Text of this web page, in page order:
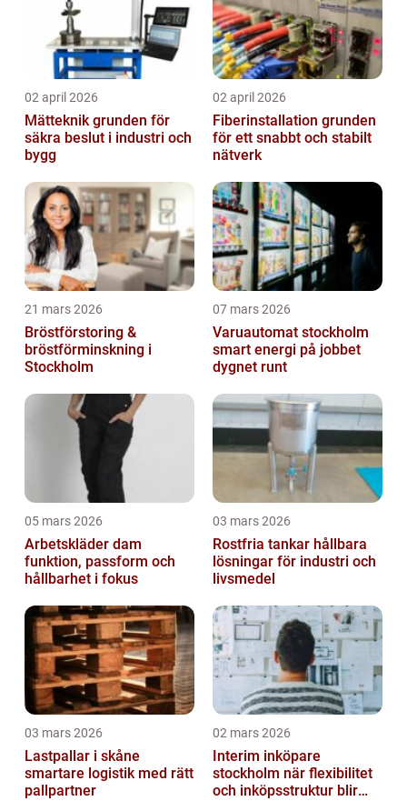
02 april 2026
Mätteknik grunden för
säkra beslut i industri och
bygg
02 april 2026
Fiberinstallation grunden
för ett snabbt och stabilt
nätverk
21 mars 2026
Bröstförstoring &
bröstförminskning i
Stockholm
07 mars 2026
Varuautomat stockholm
smart energi på jobbet
dygnet runt
05 mars 2026
Arbetskläder dam
funktion, passform och
hållbarhet i fokus
03 mars 2026
Rostfria tankar hållbara
lösningar för industri och
livsmedel
03 mars 2026
Lastpallar i skåne
smartare logistik med rätt
pallpartner
02 mars 2026
Interim inköpare
stockholm när flexibilitet
och inköpsstruktur blir